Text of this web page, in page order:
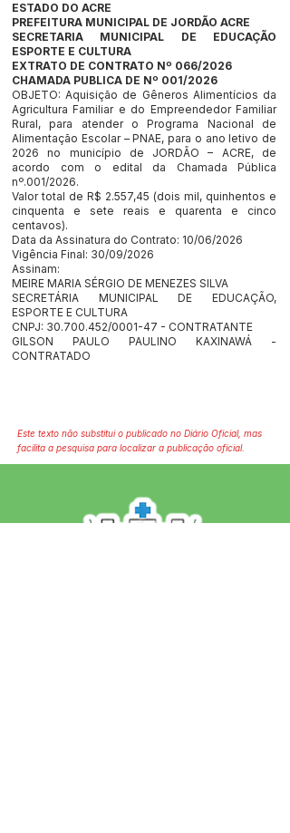
ESTADO DO ACRE
PREFEITURA MUNICIPAL DE JORDÃO ACRE
SECRETARIA MUNICIPAL DE EDUCAÇÃO
ESPORTE E CULTURA
EXTRATO DE CONTRATO Nº 066/2026
CHAMADA PUBLICA DE Nº 001/2026
OBJETO: Aquisição de Gêneros Alimentícios da
Agricultura Familiar e do Empreendedor Familiar
Rural, para atender o Programa Nacional de
Alimentação Escolar – PNAE, para o ano letivo de
2026 no município de JORDÃO – ACRE, de
acordo com o edital da Chamada Pública
nº.001/2026.
Valor total de R$ 2.557,45 (dois mil, quinhentos e
cinquenta e sete reais e quarenta e cinco
centavos).
Data da Assinatura do Contrato: 10/06/2026
Vigência Final: 30/09/2026
Assinam:
MEIRE MARIA SÉRGIO DE MENEZES SILVA
SECRETÁRIA MUNICIPAL DE EDUCAÇÃO,
ESPORTE E CULTURA
CNPJ: 30.700.452/0001-47 - CONTRATANTE
GILSON PAULO PAULINO KAXINAWÁ -
CONTRATADO
Este texto não substitui o publicado no Diário Oficial, mas
facilita a pesquisa para localizar a publicação oficial.